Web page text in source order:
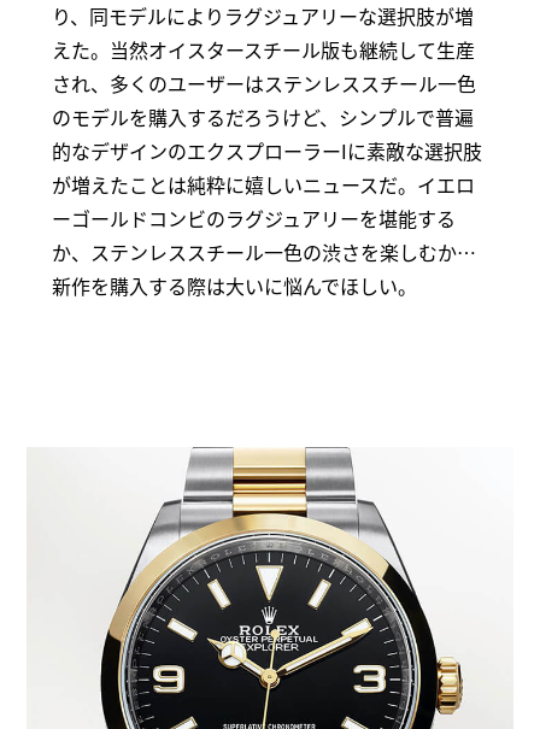
り、同モデルによりラグジュアリーな選択肢が増
えた。当然オイスタースチール版も継続して生産
され、多くのユーザーはステンレススチール一色
のモデルを購入するだろうけど、シンプルで普遍
的なデザインのエクスプローラーIに素敵な選択肢
が増えたことは純粋に嬉しいニュースだ。イエロ
ーゴールドコンビのラグジュアリーを堪能する
か、ステンレススチール一色の渋さを楽しむか…
新作を購入する際は大いに悩んでほしい。